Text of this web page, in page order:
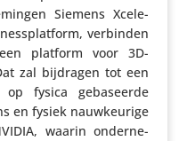
Siemens Xcele­
verbinden
platform voor 3D-
zal bijdragen tot een
fysica geba­seerde
en fysiek nauw­keu­rige
waarin onder­ne­